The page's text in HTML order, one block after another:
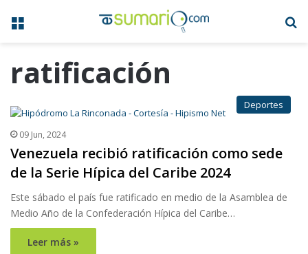
Menú
ratificación
Deportes
09 Jun, 2024
Venezuela recibió ratificación como sede
de la Serie Hípica del Caribe 2024
Este sábado el país fue ratificado en medio de la Asamblea de
Medio Año de la Confederación Hípica del Caribe…
Leer más »